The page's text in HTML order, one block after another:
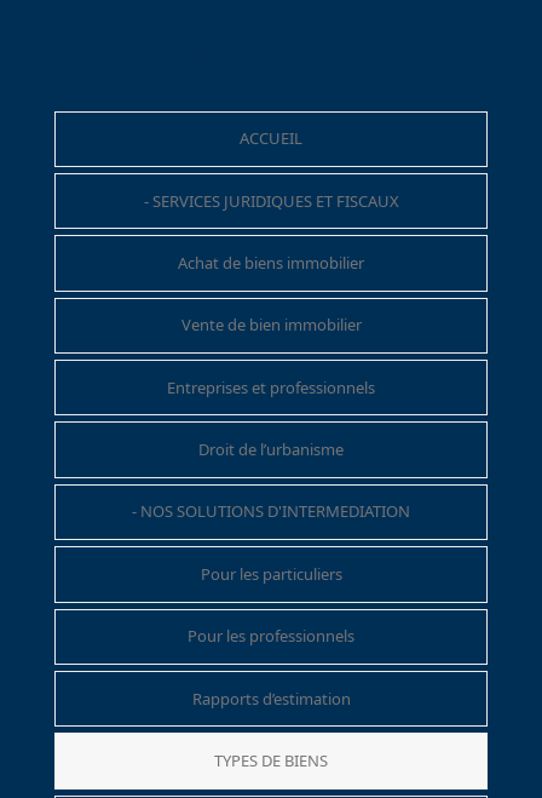
ACCUEIL
- SERVICES JURIDIQUES ET FISCAUX
Achat de biens immobilier
Vente de bien immobilier
Entreprises et professionnels
Droit de l’urbanisme
- NOS SOLUTIONS D'INTERMEDIATION
Pour les particuliers
Pour les professionnels
Rapports d’estimation
TYPES DE BIENS